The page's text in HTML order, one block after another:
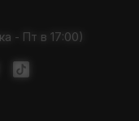
- Пт в 17:00)